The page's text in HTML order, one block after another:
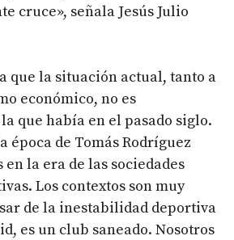
cruce», señala Jesús Julio
que la situación actual, tanto a
económico, no es
que había en el pasado siglo.
época de Tomás Rodríguez
en la era de las sociedades
Los contextos son muy
de la inestabilidad deportiva
es un club saneado. Nosotros